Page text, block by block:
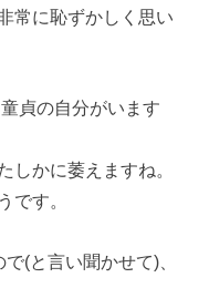
常に恥ずかしく思い
貞の自分がいます
しかに萎えますね。
です。
(と言い聞かせて)、